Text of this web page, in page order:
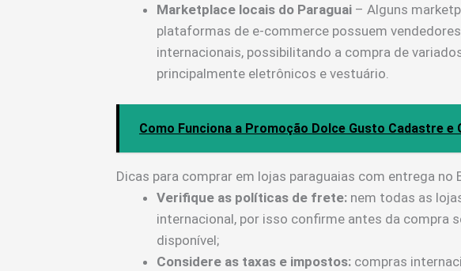
Marketplace locais do Paraguai – Alguns
plataformas de e-commerce possuem
internacionais, possibilitando a compra de
principalmente eletrônicos e vestuário.
Como Funciona a Promoção Dolce Gusto Cadastre e
Dicas para comprar em lojas paraguaias com entrega no
Verifique as políticas de frete: nem todas as
internacional, por isso confirme antes da compra
disponível;
Considere as taxas e impostos: compras